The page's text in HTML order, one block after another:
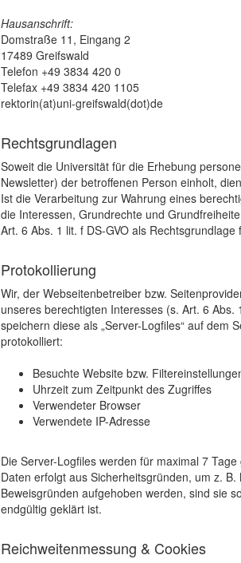
Hausanschrift:
Domstraße 11, Eingang 2
17489 Greifswald
Telefon +49 3834 420 0
Telefax +49 3834 420 1105
rektorin(at)uni-greifswald(dot)de
Rechtsgrundlagen
Soweit die Universität für die Erhebung
Newsletter) der betroffenen Person einholt,
Ist die Verarbeitung zur Wahrung eines
die Interessen, Grundrechte und
Art. 6 Abs. 1 lit. f DS-GVO als
Protokollierung
Wir, der Webseitenbetreiber bzw.
unseres berechtigten Interesses (s. Art. 6
speichern diese als „Server-Logfiles“ auf dem
protokolliert:
Besuchte Website bzw.
Uhrzeit zum Zeitpunkt des Zugriffes
Verwendeter Browser
Verwendete IP-Adresse
Die Server-Logfiles werden für maximal 7
Daten erfolgt aus Sicherheitsgründen, um z.
Beweisgründen aufgehoben werden, sind sie
endgültig geklärt ist.
Reichweitenmessung & Cookies